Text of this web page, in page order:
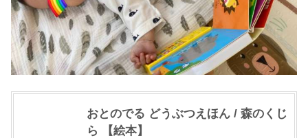
おとのでる どうぶつえほん / 森のくじ
ら 【絵本】